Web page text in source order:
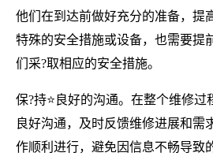
他们在到达前做好充分的准备，提
特殊的安全措施或设备，也需要提
们采?取相应的安全措施。
保?持⭐良好的沟通。在整个维修
良好沟通，及时反馈维修进展和需
作顺利进行，避免因信息不畅导致